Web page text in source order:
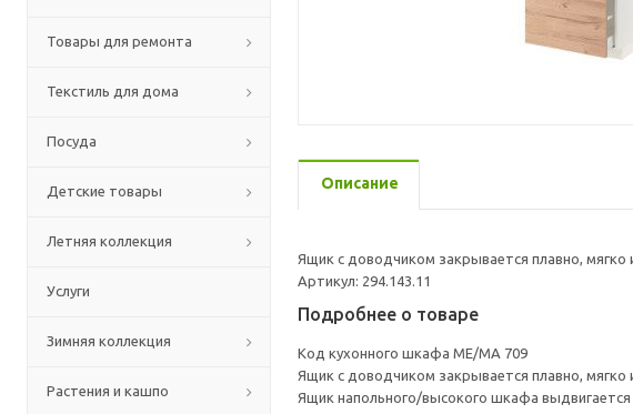
Товары для ремонта
Текстиль для дома
Посуда
Детские товары
Летняя коллекция
Услуги
Зимняя коллекция
Растения и кашпо
Описание
Ящик с доводчиком закрывается плавно, мягко
Артикул: 294.143.11
Подробнее о товаре
Код кухонного шкафа ME/MA 709
Ящик с доводчиком закрывается плавно, мягко
Ящик напольного/высокого шкафа